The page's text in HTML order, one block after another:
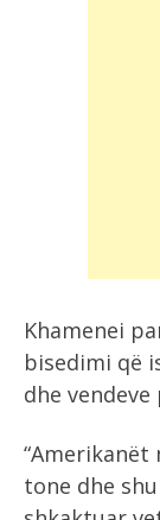
Khamenei
bisedimi që
dhe
“Amerikanët
tone dhe